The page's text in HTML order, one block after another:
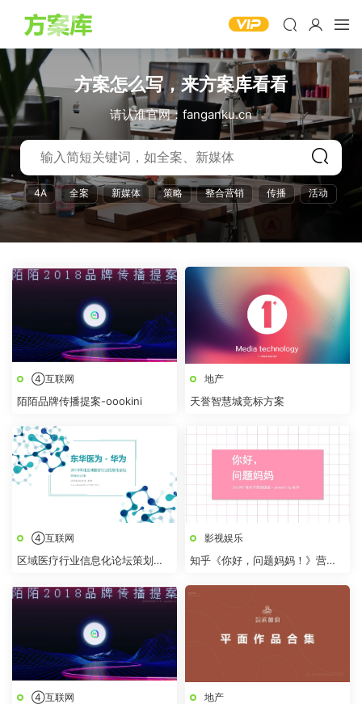
方案怎么写，来方案库看看
请认准官网：fanganku.cn
4A 全案 新媒体 策略 整合营销 传播 活动
④互联网
陌陌品牌传播提案-oookini
地产
天誉智慧城竞标方案
④互联网
区域医疗行业信息化论坛策划执
影视娱乐
知乎《你好，问题妈妈！》营销
④互联网 地产